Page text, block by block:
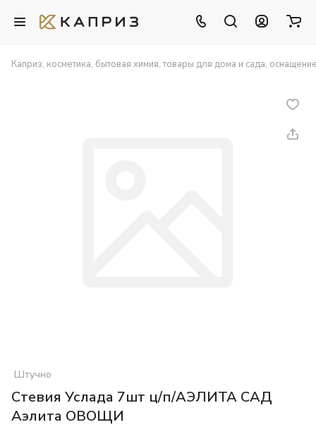
Каприз, косметика, бытовая химия, товары для дома и сада,
Штучно
Стевия Услада 7шт ц/п/АЭЛИТА САД
Аэлита ОВОЩИ